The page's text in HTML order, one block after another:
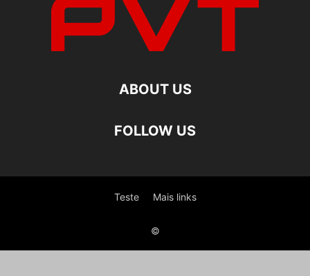
ABOUT US
FOLLOW US
Teste Mais links
©